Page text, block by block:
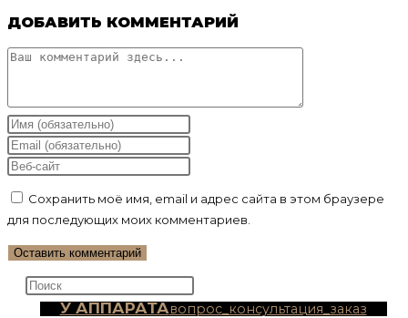
ДОБАВИТЬ КОММЕНТАРИЙ
Комментарий
Введите
свое
имя
имя
пользователя,
чтобы
Введите
свой
адрес,
чтобы
прокомментировать
Введите
вашего
веб-
сайта
Сохранить моё имя, email и адрес сайта в этом браузере
для последующих моих комментариев.
клавишу
У АППАРАТАвопрос_консультация_заказ